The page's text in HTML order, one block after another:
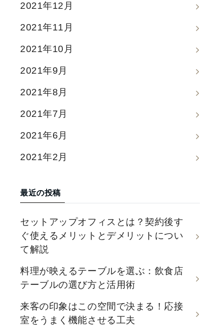
2021年12月
2021年11月
2021年10月
2021年9月
2021年8月
2021年7月
2021年6月
2021年2月
最近の投稿
セットアップオフィスとは？契約後す
ぐ使えるメリットとデメリットについ
て解説
料理が映えるテーブルを選ぶ：飲食店
テーブルの選び方と活用術
来客の印象はこの空間で決まる！応接
室をうまく機能させる工夫